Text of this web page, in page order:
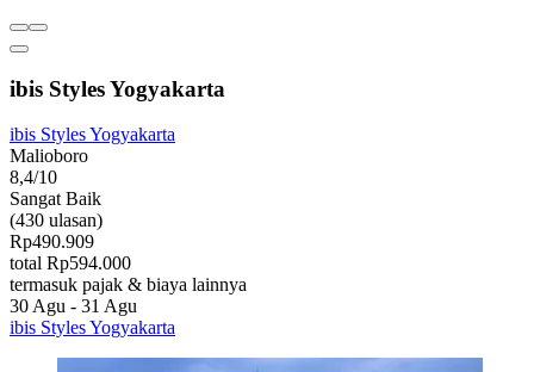
ibis Styles Yogyakarta
ibis Styles Yogyakarta
Malioboro
8,4/10
Sangat Baik
(430 ulasan)
Rp490.909
total Rp594.000
termasuk pajak & biaya lainnya
30 Agu - 31 Agu
ibis Styles Yogyakarta